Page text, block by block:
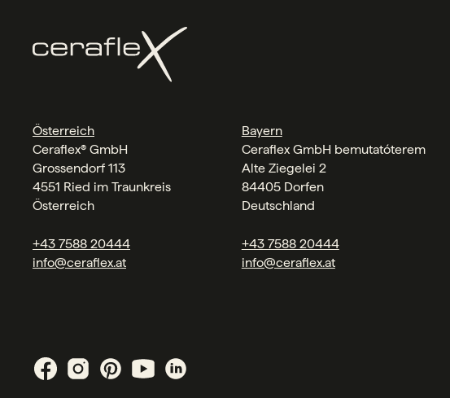
Österreich
Ceraflex® GmbH
Grossendorf 113
4551 Ried im Traunkreis
Österreich
+43 7588 20444
info@ceraflex.at
Bayern
Ceraflex GmbH bemutatóterem
Alte Ziegelei 2
84405 Dorfen
Deutschland
+43 7588 20444
info@ceraflex.at